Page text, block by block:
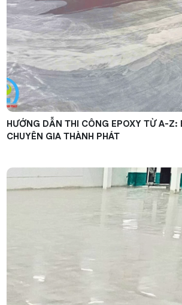
HƯỚNG DẪN THI CÔNG EPOXY TỪ A-Z:
CHUYÊN GIA THÀNH PHÁT